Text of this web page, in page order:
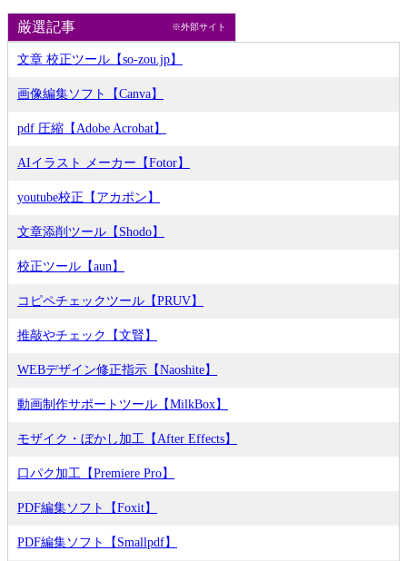
厳選記事 ※外部サイト
文章 校正ツール【so-zou.jp】
画像編集ソフト【Canva】
pdf 圧縮【Adobe Acrobat】
AIイラスト メーカー【Fotor】
youtube校正【アカポン】
文章添削ツール【Shodo】
校正ツール【aun】
コピペチェックツール【PRUV】
推敲やチェック【文賢】
WEBデザイン修正指示【Naoshite】
動画制作サポートツール【MilkBox】
モザイク・ぼかし加工【After Effects】
口パク加工【Premiere Pro】
PDF編集ソフト【Foxit】
PDF編集ソフト【Smallpdf】